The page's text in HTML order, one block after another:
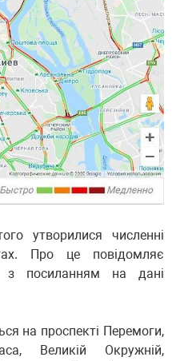
утворилися численні
Про це повідомляє
з посиланням на дані
на проспекті Перемоги,
Великій Окружній,